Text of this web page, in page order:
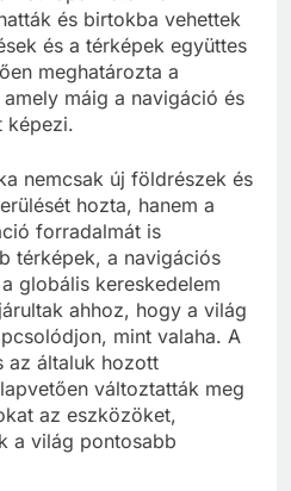
és birtokba vehettek
és a térképek együttes
meghatározta a
máig a navigáció és
képezi.
nemcsak új földrészek és
hozta, hanem a
forradalmát is
térképek, a navigációs
globális kereskedelem
ahhoz, hogy a világ
mint valaha. A
az általuk hozott
változtatták meg
az eszközöket,
a világ pontosabb